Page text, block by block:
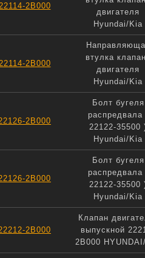
2B000
двигателя
Hyundai/Kia
2B000
втулка
двигателя
Hyundai/Kia
2B000
Болт бугеля
распредвала
22122-35500
Hyundai/Kia
2B000
Болт бугеля
распредвала
22122-35500
Hyundai/Kia
2B000
Клапан
выпускной
2B000